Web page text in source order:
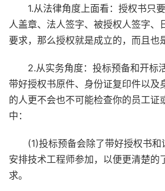
1.从法律角度上面看：授权书只
人盖章、法人签字、被授权人签字、
要求，那么授权就是成立的，而且也
2.从实务角度：投标预备和开标
带好授权书原件、身份证复印件以及
的人更不会也不可能检查你的员工证
中：
(1)投标预备会除了带好授权书和
安排技术工程师参加，以便更清楚的
求。